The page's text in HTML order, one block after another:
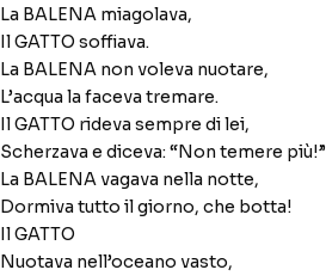
La BALENA miagolava,
Il GATTO soffiava.
La BALENA non voleva nuotare,
L’acqua la faceva tremare.
Il GATTO rideva sempre di lei,
Scherzava e diceva: “Non temere più!”
La BALENA vagava nella notte,
Dormiva tutto il giorno, che botta!
Il GATTO
Nuotava nell’oceano vasto,